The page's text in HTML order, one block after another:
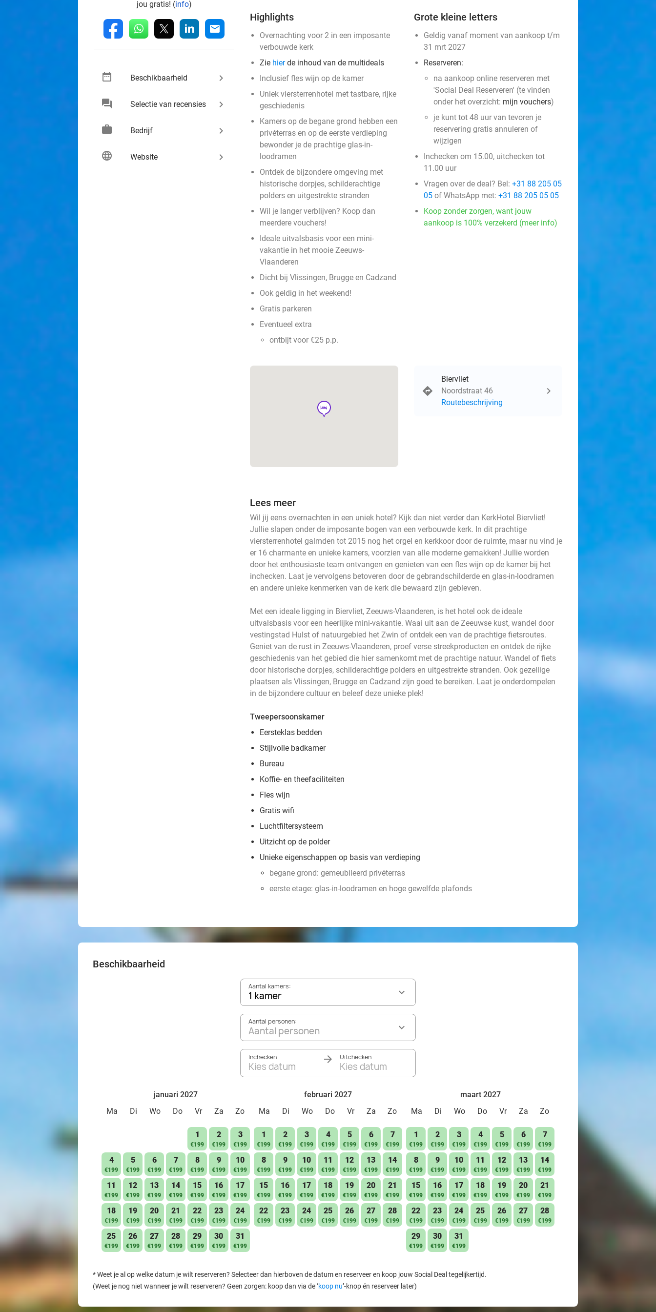
jou gratis! (info)
fb whatsapp linkedin mail
date_range Beschikbaarheid keyboard_arrow_right
chat Selectie van recensies keyboard_arrow_right
work Bedrijf keyboard_arrow_right
language Website keyboard_arrow_right
Highlights
Overnachting voor 2 in een imposante
verbouwde kerk
Zie hierde inhoud van de multideals
Inclusief fles wijn op de kamer
Uniek viersterrenhotel met tastbare, rijke
geschiedenis
Kamers op de begane grond hebben een
privéterras en op de eerste verdieping
bewonder je de prachtige glas-in-
loodramen
Ontdek de bijzondere omgeving met
historische dorpjes, schilderachtige
polders en uitgestrekte stranden
Wil je langer verblijven? Koop dan
meerdere vouchers!
Ideale uitvalsbasis voor een mini-
vakantie in het mooie Zeeuws-
Vlaanderen
Dicht bij Vlissingen, Brugge en Cadzand
Ook geldig in het weekend!
Gratis parkeren
Eventueel extra
ontbijt voor €25 p.p.
Grote kleine letters
Geldig vanaf moment van aankoop t/m
31 mrt 2027
Reserveren:
na aankoop online reserveren met
'Social Deal Reserveren' (te vinden
onder het overzicht: mijn vouchers)
je kunt tot 48 uur van tevoren je
reservering gratis annuleren of
wijzigen
Inchecken om 15.00, uitchecken tot
11.00 uur
Vragen over de deal? Bel: +31 88 205 05
05 of WhatsApp met: +31 88 205 05 05
Koop zonder zorgen, want jouw
aankoop is 100% verzekerd (meer info)
hotel
Biervliet
Noordstraat 46
Routebeschrijving
Lees meer
Wil jij eens overnachten in een uniek hotel? Kijk dan niet verder dan KerkHotel Biervliet!
Jullie slapen onder de imposante bogen van een verbouwde kerk. In dit prachtige
viersterrenhotel galmden tot 2015 nog het orgel en kerkkoor door de ruimte, maar nu vind je
er 16 charmante en unieke kamers, voorzien van alle moderne gemakken! Jullie worden
door het enthousiaste team ontvangen en genieten van een fles wijn op de kamer bij het
inchecken. Laat je vervolgens betoveren door de gebrandschilderde en glas-in-loodramen
en andere unieke kenmerken van de kerk die bewaard zijn gebleven.
Met een ideale ligging in Biervliet, Zeeuws-Vlaanderen, is het hotel ook de ideale
uitvalsbasis voor een heerlijke mini-vakantie. Waai uit aan de Zeeuwse kust, wandel door
vestingstad Hulst of natuurgebied het Zwin of ontdek een van de prachtige fietsroutes.
Geniet van de rust in Zeeuws-Vlaanderen, proef verse streekproducten en ontdek de rijke
geschiedenis van het gebied die hier samenkomt met de prachtige natuur. Wandel of fiets
door historische dorpjes, schilderachtige polders en uitgestrekte stranden. Ook gezellige
plaatsen als Vlissingen, Brugge en Cadzand zijn goed te bereiken. Laat je onderdompelen
in de bijzondere cultuur en beleef deze unieke plek!
Tweepersoonskamer
Eersteklas bedden
Stijlvolle badkamer
Bureau
Koffie- en theefaciliteiten
Fles wijn
Gratis wifi
Luchtfiltersysteem
Uitzicht op de polder
Unieke eigenschappen op basis van verdieping
begane grond: gemeubileerd privéterras
eerste etage: glas-in-loodramen en hoge gewelfde plafonds
Beschikbaarheid
Aantal kamers:
1 kamer
Aantal personen:
Aantal personen
Inchecken
Kies datum
Uitchecken
Kies datum
januari 2027
Ma
Di Wo Do Vr Za Zo
1
€199
2
€199
3
€199
4
€199
5
€199
6
€199
7
€199
8
€199
9
€199
10
€199
11
€199
12
€199
13
€199
14
€199
15
€199
16
€199
17
€199
18
€199
19
€199
20
€199
21
€199
22
€199
23
€199
24
€199
25
€199
26
€199
27
€199
28
€199
29
€199
30
€199
31
€199
februari 2027
Ma
Di Wo Do Vr Za Zo
1
€199
2
€199
3
€199
4
€199
5
€199
6
€199
7
€199
8
€199
9
€199
10
€199
11
€199
12
€199
13
€199
14
€199
15
€199
16
€199
17
€199
18
€199
19
€199
20
€199
21
€199
22
€199
23
€199
24
€199
25
€199
26
€199
27
€199
28
€199
maart 2027
Ma
Di Wo Do Vr Za Zo
1
€199
2
€199
3
€199
4
€199
5
€199
6
€199
7
€199
8
€199
9
€199
10
€199
11
€199
12
€199
13
€199
14
€199
15
€199
16
€199
17
€199
18
€199
19
€199
20
€199
21
€199
22
€199
23
€199
24
€199
25
€199
26
€199
27
€199
28
€199
29
€199
30
€199
31
€199
*Weet je al op welke datum je wilt reserveren? Selecteer dan hierboven de datum en reserveer en koop jouw Social Deal tegelijkertijd.
(Weet je nog niet wanneer je wilt reserveren? Geen zorgen: koop dan via de ‘koop nu’-knop én reserveer later)